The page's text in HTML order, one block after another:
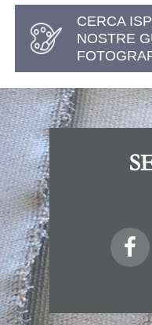
CERCA
NOSTRE